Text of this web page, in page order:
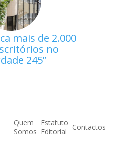
mais de 2.000
no
245
Quem
Somos
Estatuto
Editorial
Contactos